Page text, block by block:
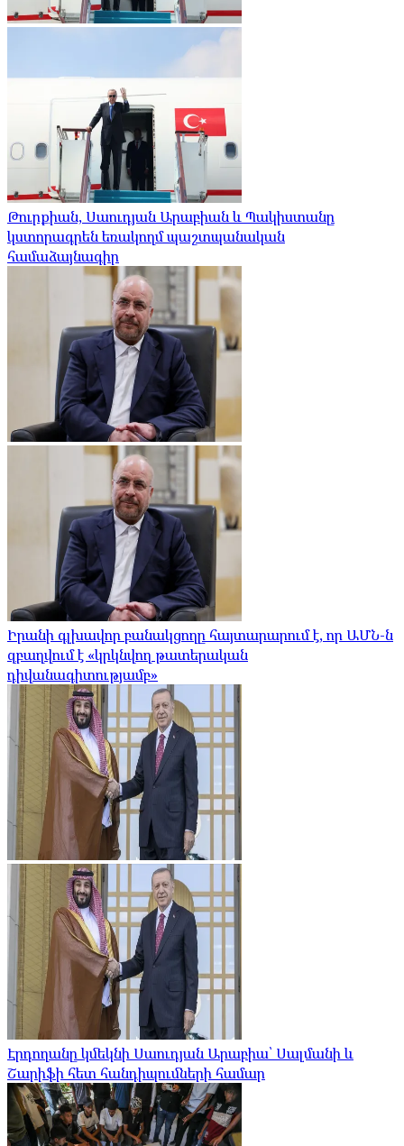
Թուրքիան, Սաուդյան Արաբիան և Պակիստանը
կստորագրեն եռակողմ պաշտպանական
համաձայնագիր
Իրանի գլխավոր բանակցողը հայտարարում է, որ ԱՄՆ-ն
զբաղվում է «կրկնվող թատերական
դիվանագիտությամբ»
Էրդողանը կմեկնի Սաուդյան Արաբիա՝ Սալմանի և
Շարիֆի հետ հանդիպումների համար